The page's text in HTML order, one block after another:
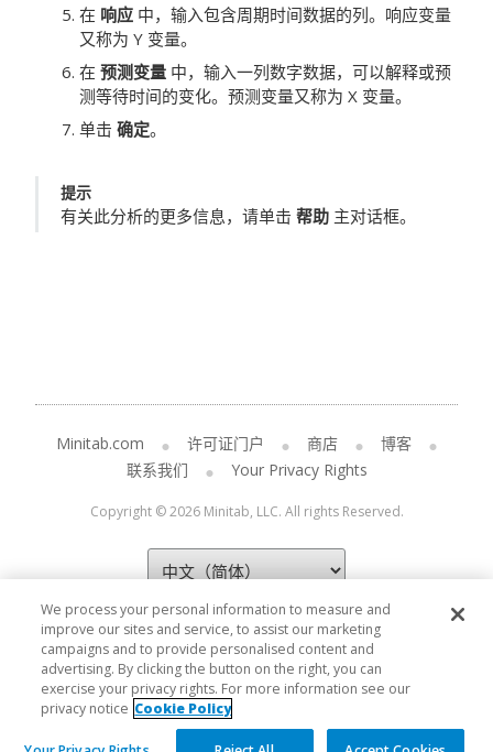
在 响应 中，输入包含周期时间数据的列。响应变量
又称为 Y 变量。
在 预测变量 中，输入一列数字数据，可以解释或预
测等待时间的变化。预测变量又称为 X 变量。
单击 确定。
提示
有关此分析的更多信息，请单击 帮助 主对话框。
Minitab.com 许可证门户 商店
博客
联系我们
Your Privacy Rights
Copyright © 2026 Minitab, LLC. All rights Reserved.
We process your personal information to measure and
improve our sites and service, to assist our marketing
campaigns and to provide personalised content and
advertising. By clicking the button on the right, you can
exercise your privacy rights. For more information see our
privacy notice Cookie Policy